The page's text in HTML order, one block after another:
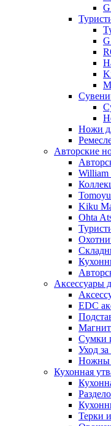
Ножи
Авторские
William
Kiku
Ohta
Аксессуары
EDC
Сумки
Уход
Ножны
Кухонная
Терки